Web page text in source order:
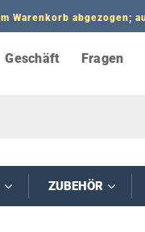
Warenkorb abgezogen;
Geschäft Fragen
ZUBEHÖR